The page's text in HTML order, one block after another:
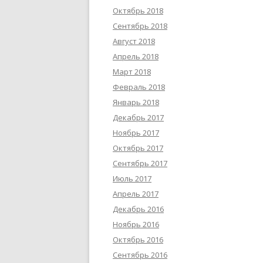
Октябрь 2018
Сентябрь 2018
Август 2018
Апрель 2018
Март 2018
Февраль 2018
Январь 2018
Декабрь 2017
Ноябрь 2017
Октябрь 2017
Сентябрь 2017
Июль 2017
Апрель 2017
Декабрь 2016
Ноябрь 2016
Октябрь 2016
Сентябрь 2016